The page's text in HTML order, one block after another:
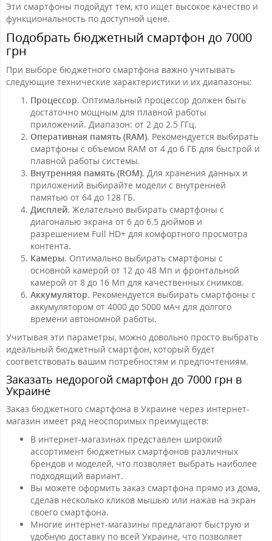
Эти смартфоны подойдут тем, кто ищет высокое качество и
функциональность по доступной цене.
Подобрать бюджетный смартфон до 7000
грн
При выборе бюджетного смартфона важно учитывать
следующие технические характеристики и их диапазоны:
Процессор. Оптимальный процессор должен быть
достаточно мощным для плавной работы
приложений. Диапазон: от 2 до 2.5 ГГц.
Оперативная память (RAM). Рекомендуется выбирать
смартфоны с объемом RAM от 4 до 6 ГБ для быстрой и
плавной работы системы.
Внутренняя память (ROM). Для хранения данных и
приложений выбирайте модели с внутренней
памятью от 64 до 128 ГБ.
Дисплей. Желательно выбирать смартфоны с
диагональю экрана от 6 до 6.5 дюймов и
разрешением Full HD+ для комфортного просмотра
контента.
Камеры. Оптимально выбирать смартфоны с
основной камерой от 12 до 48 Мп и фронтальной
камерой от 8 до 16 Мп для качественных снимков.
Аккумулятор. Рекомендуется выбирать смартфоны с
аккумулятором от 4000 до 5000 мАч для долгого
времени автономной работы.
Учитывая эти параметры, можно довольно просто выбрать
идеальный бюджетный смартфон, который будет
соответствовать вашим потребностям и предпочтениям.
Заказать недорогой смартфон до 7000 грн в
Украине
Заказ бюджетного смартфона в Украине через интернет-
магазин имеет ряд неоспоримых преимуществ:
В интернет-магазинах представлен широкий
ассортимент бюджетных смартфонов различных
брендов и моделей, что позволяет выбрать наиболее
подходящий вариант.
Вы можете оформить заказ смартфона прямо из дома,
сделав несколько кликов мышью или нажав на экран
своего смартфона.
Многие интернет-магазины предлагают быструю и
удобную доставку по всей Украине, что позволяет